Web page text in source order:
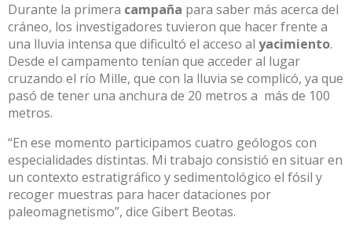
Durante la primera campaña para saber más acerca del
cráneo, los investigadores tuvieron que hacer frente a
una lluvia intensa que dificultó el acceso al yacimiento.
Desde el campamento tenían que acceder al lugar
cruzando el río Mille, que con la lluvia se complicó, ya que
pasó de tener una anchura de 20 metros a más de 100
metros.
“En ese momento participamos cuatro geólogos con
especialidades distintas. Mi trabajo consistió en situar en
un contexto estratigráfico y sedimentológico el fósil y
recoger muestras para hacer dataciones por
paleomagnetismo”, dice Gibert Beotas.